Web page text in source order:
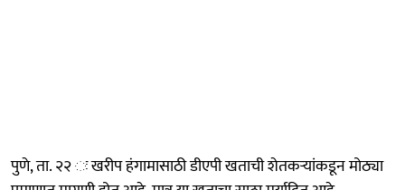
पुणे, ता. २२ ः खरीप हंगामासाठी डीएपी खताची शेतकऱ्यांकडून मोठ्या